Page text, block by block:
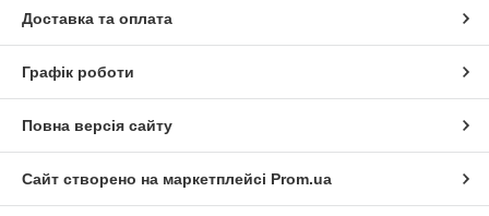
Доставка та оплата
Графік роботи
Повна версія сайту
Сайт створено на маркетплейсі Prom.ua